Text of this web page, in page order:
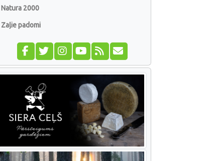
Natura 2000
Zaļie padomi